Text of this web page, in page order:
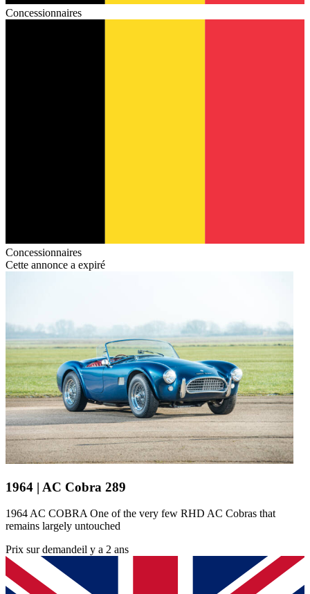
Concessionnaires
Concessionnaires
Cette annonce a expiré
1964 | AC Cobra 289
1964 AC COBRA One of the very few RHD AC Cobras that
remains largely untouched
Prix sur demandeil y a 2 ans